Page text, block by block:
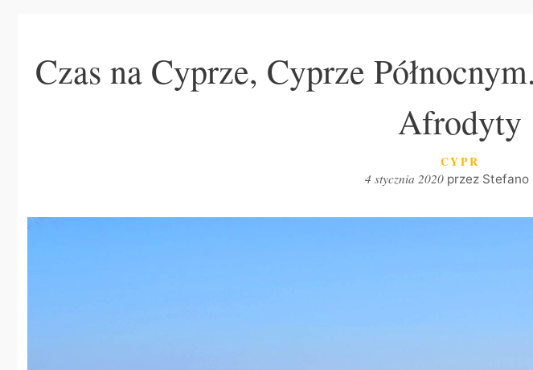
Czas na Cyprze, Cyprze
Afrodyty
KATEGORIE
CYPR
4 stycznia 2020 przez Stefano